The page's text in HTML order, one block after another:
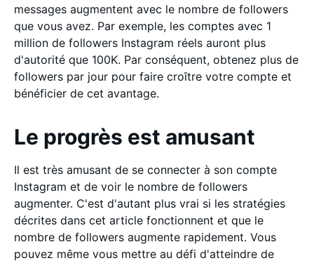
messages augmentent avec le nombre de followers
que vous avez. Par exemple, les comptes avec 1
million de followers Instagram réels auront plus
d'autorité que 100K. Par conséquent, obtenez plus de
followers par jour pour faire croître votre compte et
bénéficier de cet avantage.
Le progrès est amusant
Il est très amusant de se connecter à son compte
Instagram et de voir le nombre de followers
augmenter. C'est d'autant plus vrai si les stratégies
décrites dans cet article fonctionnent et que le
nombre de followers augmente rapidement. Vous
pouvez même vous mettre au défi d'atteindre de